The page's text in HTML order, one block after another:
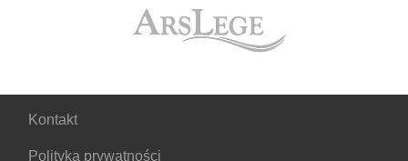
Kontakt
Polityka prywatności